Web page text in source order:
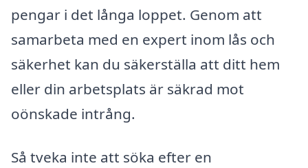
pengar i det långa loppet. Genom att
samarbeta med en expert inom lås och
säkerhet kan du säkerställa att ditt hem
eller din arbetsplats är säkrad mot
oönskade intrång.
Så tveka inte att söka efter en